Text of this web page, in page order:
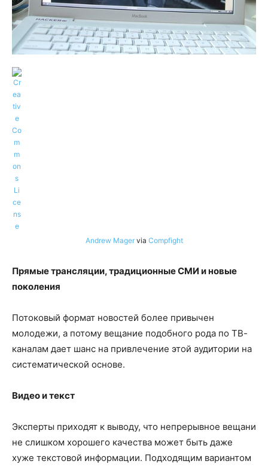
Andrew Magervia Compfight
Прямые трансляции, традиционные СМИ и новые
поколения
Потоковый формат новостей более привычен
молодежи, а потому вещание подобного рода по ТВ-
каналам дает шанс на привлечение этой аудитории на
систематической основе.
Видео и текст
Эксперты приходят к выводу, что непрерывное вещани
не слишком хорошего качества может быть даже
хуже текстовой информации. Подходящим вариантом